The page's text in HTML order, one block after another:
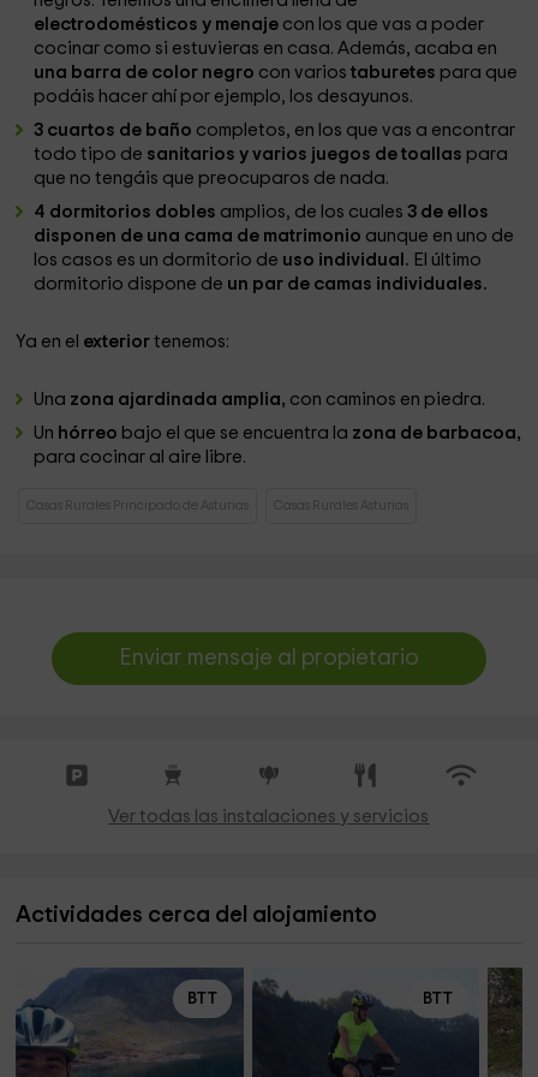
electrodomésticos y menaje con los que vas a poder
cocinar como si estuvieras en casa. Además, acaba en
una barra de color negro con variostaburetes para que
podáis hacer ahí por ejemplo, los desayunos.
3 cuartos de baño completos, en los que vas a encontrar
todo tipo de sanitarios y varios juegos de toallas para
que no tengáis que preocuparos de nada.
4 dormitorios dobles amplios, de los cuales3 de ellos
disponen de una cama de matrimonio aunque en uno de
los casos es un dormitorio de uso individual. El último
dormitorio dispone de un par de camas individuales.
Ya en el exteriortenemos:
Una zona ajardinada amplia, con caminos en piedra.
Un hórreo bajo el que se encuentra la zona de barbacoa,
para cocinar al aire libre.
Casas Rurales Principado de Asturias Casas Rurales Asturias
Enviar mensaje al propietario
Ver todas las instalaciones y servicios
Actividades cerca del alojamiento
BTT BTT